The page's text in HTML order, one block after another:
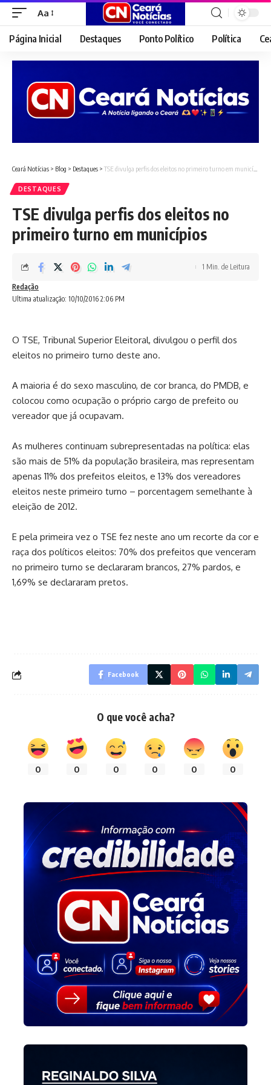
Font
Resizer
Aa
Página Inicial Destaques Ponto Político Política
Ceará Notícias > Blog > Destaques > TSE divulga perfis dos eleitos no primeiro turno em municípios
DESTAQUES
TSE divulga perfis dos eleitos no
primeiro turno em municípios
Ultima atualização: 10/10/2016 2:06 PM
Redação
1 Min. de Leitura
O TSE, Tribunal Superior Eleitoral, divulgou o perfil dos
eleitos no primeiro turno deste ano.
A maioria é do sexo masculino, de cor branca, do PMDB, e
colocou como ocupação o próprio cargo de prefeito ou
vereador que já ocupavam.
As mulheres continuam subrepresentadas na política: elas
são mais de 51% da população brasileira, mas representam
apenas 11% dos prefeitos eleitos, e 13% dos vereadores
eleitos neste primeiro turno – porcentagem semelhante à
eleição de 2012.
E pela primeira vez o TSE fez neste ano um recorte da cor e
raça dos políticos eleitos: 70% dos prefeitos que venceram
no primeiro turno se declararam brancos, 27% pardos, e
1,69% se declararam pretos.
Facebook
O que você acha?
0 0 0 0 0 0